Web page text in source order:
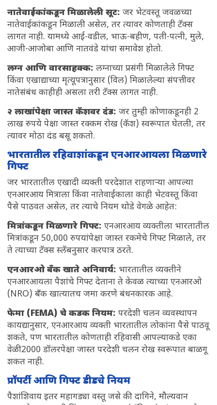
नातेवाईकांकडून मिळालेली सूट: जर भेटवस्तू जवळच्या
नातेवाईकांकडून मिळाली असेल, तर त्यावर कोणताही टॅक्स
लागत नाही. यामध्ये आई-वडील, भाऊ-बहीण, पती-पत्नी, मुले,
आजी-आजोबा आणि नातवंडे यांचा समावेश होतो.
लग्न आणि वारसाहक्क: लग्नाच्या प्रसंगी मिळालेले गिफ्ट
किंवा एखाद्याच्या मृत्यूपत्रानुसार (विल) मिळालेल्या संपत्तीवर
नातेसंबंध काहीही असला तरी टॅक्स लागत नाही.
२ लाखांपेक्षा जास्त कॅशवर दंड: जर तुम्ही कोणाकडूनही 2
लाख रुपये पेक्षा जास्त रक्कम रोख (कॅश) स्वरूपात घेतली, तर
त्यावर मोठा दंड बसू शकतो.
भारतातील रहिवाशांकडून एनआरआयला मिळणारे
गिफ्ट
जर भारतातील एखादी व्यक्ती परदेशात राहणाऱ्या आपल्या
एनआरआय मित्राला किंवा नातेवाईकाला काही भेटवस्तू किंवा
पैसे पाठवत असेल, तर त्याचे नियम थोडे वेगळे आहेत:
मित्रांकडून मिळणारे गिफ्ट: एनआरआय व्यक्तीला भारतातील
मित्रांकडून 50,000 रुपयांपेक्षा जास्त रकमेचे गिफ्ट मिळाले, तर
ते त्याच्या टॅक्स स्लॅबनुसार करपात्र ठरते.
एनआरओ बँक खाते अनिवार्य: भारतातील व्यक्तीने
एनआरआयला पैशांचे गिफ्ट देताना ते केवळ त्याच्या एनआरओ
(NRO) बँक खात्यातच जमा करणे बंधनकारक आहे.
फेमा (FEMA) चे कडक नियम: परदेशी चलन व्यवस्थापन
कायद्यानुसार, एनआरआय व्यक्ती भारतातील लोकांना पैसे पाठवू
शकते, पण भारतातील कोणताही रहिवासी आपल्याकडे एका
वेळी 2000 डॉलरपेक्षा जास्त परदेशी चलन रोख स्वरूपात बाळगू
शकत नाही.
प्रॉपर्टी आणि गिफ्ट डीडचे नियम
पैशांशिवाय इतर महागड्या वस्तू जसे की दागिने, मौल्यवान